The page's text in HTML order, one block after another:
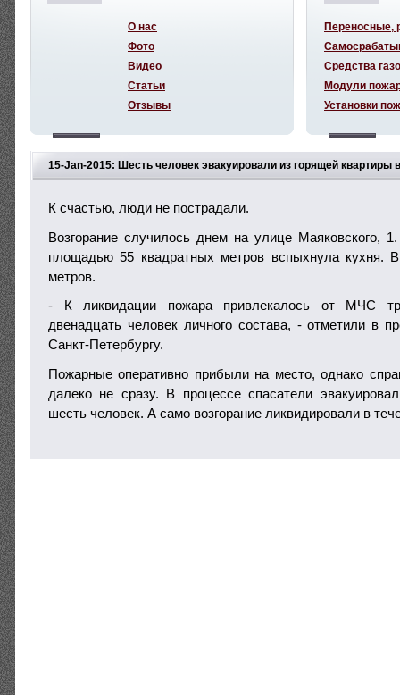
15-Jan-2015: Шесть человек эвакуировали из горящей квартиры
К счастью, люди не пострадали.
Возгорание случилось днем на улице Маяковского,
площадью 55 квадратных метров вспыхнула кухня.
метров.
- К ликвидации пожара привлекалось от МЧС
двенадцать человек личного состава, - отметили в
Санкт-Петербургу.
Пожарные оперативно прибыли на место, однако
далеко не сразу. В процессе спасатели
шесть человек. А само возгорание ликвидировали в
О нас
Фото
Видео
Статьи
Отзывы
Переносные,
Средства
Модули
Установки